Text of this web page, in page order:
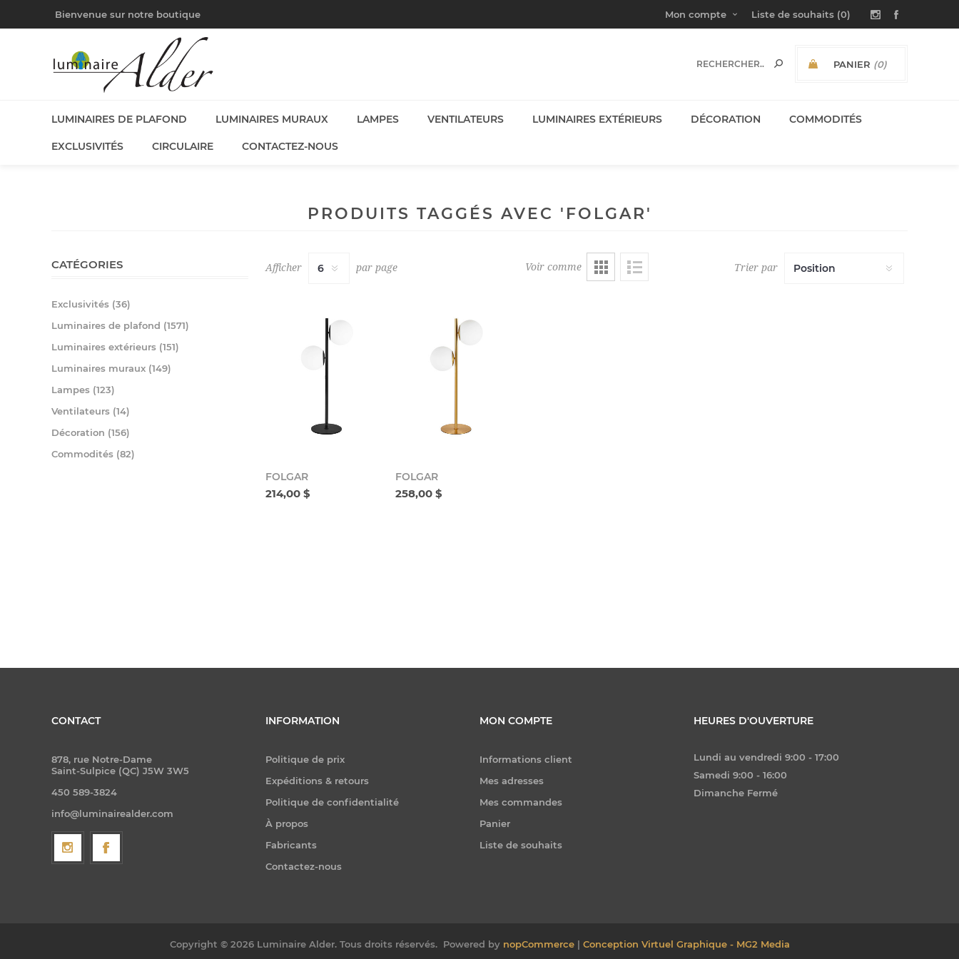
Bienvenue sur notre boutique Mon compte Liste de souhaits (0)
PANIER (0)
LUMINAIRES DE PLAFOND LUMINAIRES MURAUX LAMPES VENTILATEURS LUMINAIRES EXTÉRIEURS DÉCORATION COMMODITÉS
EXCLUSIVITÉS CIRCULAIRE CONTACTEZ-NOUS
PRODUITS TAGGÉS AVEC 'FOLGAR'
Voir comme Trier par
Afficher par page
FOLGAR
214,00 $
FOLGAR
258,00 $
CATÉGORIES
Exclusivités (36)
Luminaires de plafond (1571)
Luminaires extérieurs (151)
Luminaires muraux (149)
Lampes (123)
Ventilateurs (14)
Décoration (156)
Commodités (82)
CONTACT
878, rue Notre-Dame
Saint-Sulpice (QC) J5W 3W5
450 589-3824
info@luminairealder.com
INFORMATION
Politique de prix
Expéditions & retours
Politique de confidentialité
À propos
Fabricants
Contactez-nous
MON COMPTE
Informations client
Mes adresses
Mes commandes
Panier
Liste de souhaits
HEURES D'OUVERTURE
Lundi au vendredi 9:00 - 17:00
Samedi 9:00 - 16:00
Dimanche Fermé
Copyright © 2026 Luminaire Alder. Tous droits réservés.Powered by nopCommerce| Conception Virtuel Graphique - MG2 Media